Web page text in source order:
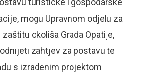
turisticke i gospodarske
mogu Upravnom odjelu za
okoliša Grada Opatije,
zahtjev za postavu te
s izradenim projektom